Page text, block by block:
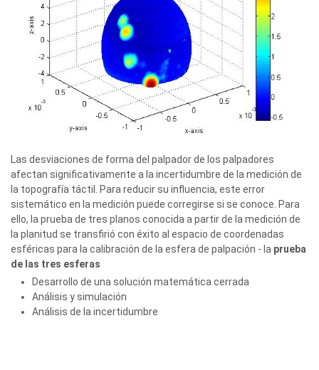
Las desviaciones de forma del palpador de los palpadores
afectan significativamente a la incertidumbre de la medición de
la topografía táctil. Para reducir su influencia, este error
sistemático en la medición puede corregirse si se conoce. Para
ello, la prueba de tres planos conocida a partir de la medición de
la planitud se transfirió con éxito al espacio de coordenadas
esféricas para la calibración de la esfera de palpación - la prueba
de las tres esferas
Desarrollo de una solución matemática cerrada
Análisis y simulación
Análisis de la incertidumbre